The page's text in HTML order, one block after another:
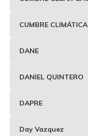
CUMBRE CLIMÁTICA
DANE
DANIEL QUINTERO
DAPRE
Day Vazquez